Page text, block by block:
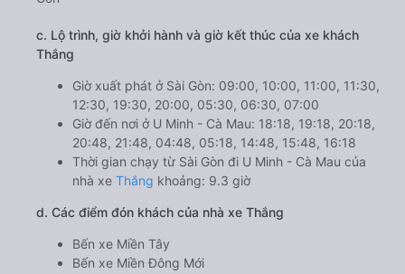
c. Lộ trình, giờ khởi hành và giờ kết thúc của xe khách
Thắng
Giờ xuất phát ở Sài Gòn: 09:00, 10:00, 11:00, 11:30,
12:30, 19:30, 20:00, 05:30, 06:30, 07:00
Giờ đến nơi ở U Minh - Cà Mau: 18:18, 19:18, 20:18,
20:48, 21:48, 04:48, 05:18, 14:48, 15:48, 16:18
Thời gian chạy từ Sài Gòn đi U Minh - Cà Mau của
nhà xe Thắng khoảng: 9.3 giờ
d. Các điểm đón khách của nhà xe Thắng
Bến xe Miền Tây
Bến xe Miền Đông Mới